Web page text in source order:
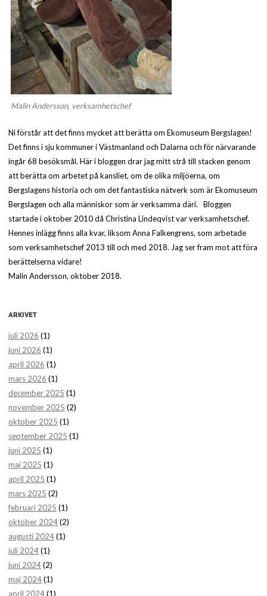
Malin Andersson, verksamhetschef
Ni förstår att det finns mycket att berätta om Ekomuseum Bergslagen!
Det finns i sju kommuner i Västmanland och Dalarna och för närvarande
ingår 68 besöksmål. Här i bloggen drar jag mitt strå till stacken genom
att berätta om arbetet på kansliet, om de olika miljöerna, om
Bergslagens historia och om det fantastiska nätverk som är Ekomuseum
Bergslagen och alla människor som är verksamma däri. Bloggen
startade i oktober 2010 då Christina Lindeqvist var verksamhetschef.
Hennes inlägg finns alla kvar, liksom Anna Falkengrens, som arbetade
som verksamhetschef 2013 till och med 2018. Jag ser fram mot att föra
berättelserna vidare!
Malin Andersson, oktober 2018.
ARKIVET
juli 2026 (1)
juni 2026 (1)
april 2026 (1)
mars 2026 (1)
december 2025 (1)
november 2025 (2)
oktober 2025 (1)
september 2025 (1)
juni 2025 (1)
maj 2025 (1)
april 2025 (1)
mars 2025 (2)
februari 2025 (1)
oktober 2024(2)
augusti 2024(1)
juli 2024(1)
juni 2024(2)
maj 2024(1)
april 2024(1)